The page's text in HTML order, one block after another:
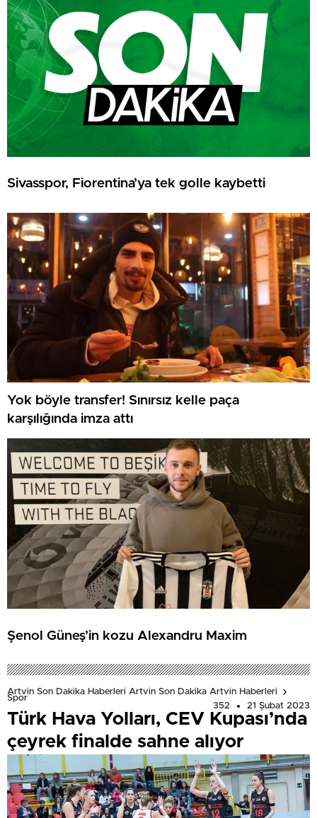
Sivasspor, Fiorentina’ya tek golle kaybetti
Yok böyle transfer! Sınırsız kelle paça
karşılığında imza attı
Şenol Güneş’in kozu Alexandru Maxim
Artvin Son Dakika Haberleri Artvin Son Dakika Artvin Haberleri
Spor
352
21 Şubat 2023
Türk Hava Yolları, CEV Kupası’nda
çeyrek finalde sahne alıyor